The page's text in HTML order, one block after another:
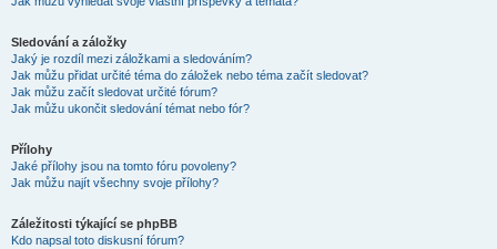
Sledování a záložky
Jaký je rozdíl mezi záložkami a sledováním?
Jak můžu přidat určité téma do záložek nebo téma začít sledovat?
Jak můžu začít sledovat určité fórum?
Jak můžu ukončit sledování témat nebo fór?
Přílohy
Jaké přílohy jsou na tomto fóru povoleny?
Jak můžu najít všechny svoje přílohy?
Záležitosti týkající se phpBB
Kdo napsal toto diskusní fórum?